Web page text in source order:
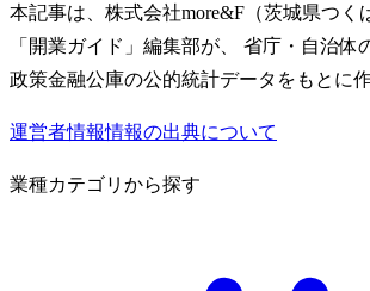
本記事は、株式会社more&F（茨城県つく
「開業ガイド」編集部が、 省庁・自治体
政策金融公庫の公的統計データをもとに
運営者情報情報の出典について
業種カテゴリから探す